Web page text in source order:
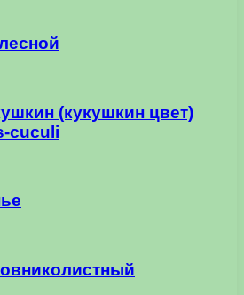
(кукушкин цвет)
cuculi